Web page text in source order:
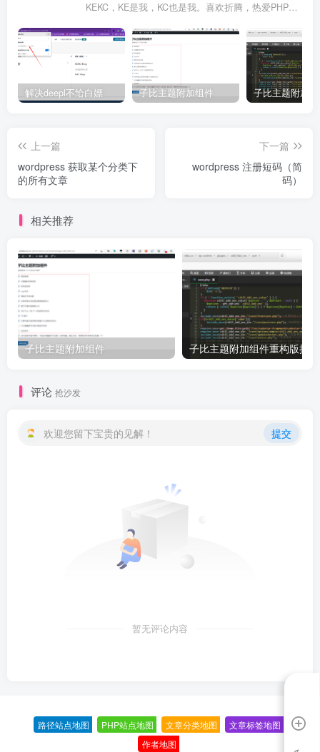
KEKC，KE是我，KC也是我。喜欢折腾，热爱PHP及WordPress，在学go语言，专注于技术与分享，开发过程序，维护过企业网站。
解决deepl不给白嫖 子比主题附加组件
上一篇
wordpress 获取某个分类下
的所有文章
下一篇
wordpress 注册短码（简
码）
相关推荐
子比主题附加组件 子比主题附加组件重构版插件
评论 抢沙发
欢迎您留下宝贵的见解！ 提交
暂无评论内容
路径站点地图 PHP站点地图 文章分类地图 文章标签地图
作者地图